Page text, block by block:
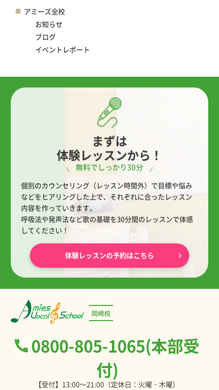
アミーズ全校
お知らせ
ブログ
イベントレポート
まずは
体験レッスンから！
無料でしっかり30分
個別のカウンセリング（レッスン時間外）で目標や悩み
などをヒアリングした上で、 それぞれに合ったレッスン
内容を作っていきます。
呼吸法や発声法など歌の基礎を30分間のレッスンで体感
してください！
体験レッスンの予約はこちら
岡崎校
0800-805-1065(本部受
付)
【受付】13:00～21:00（定休日：火曜・木曜）